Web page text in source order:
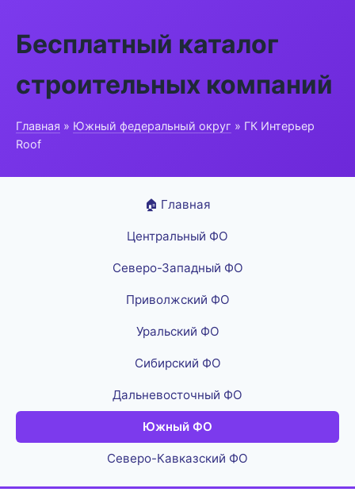
Бесплатный каталог
строительных компаний
Главная » Южный федеральный округ » ГК Интерьер
Roof
🏠 Главная
Центральный ФО
Северо-Западный ФО
Приволжский ФО
Уральский ФО
Сибирский ФО
Дальневосточный ФО
Южный ФО
Северо-Кавказский ФО